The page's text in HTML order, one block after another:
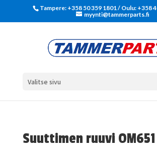
Tampere: +358 50 359 1801‬ / Oulu: +358
myynti@tammerparts.fi
Valitse sivu
Suuttimen ruuvi